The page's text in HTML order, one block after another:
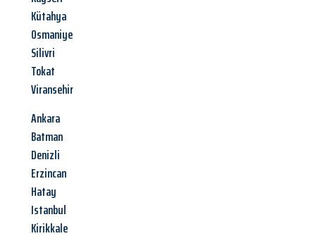
Kütahya
Osmaniye
Silivri
Tokat
Viransehir
Ankara
Batman
Denizli
Erzincan
Hatay
Istanbul
Kirikkale